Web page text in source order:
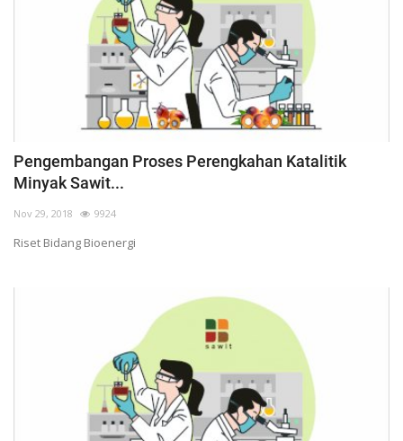
Pengembangan Proses Perengkahan Katalitik
Minyak Sawit...
Nov 29, 2018 9924
Riset Bidang Bioenergi